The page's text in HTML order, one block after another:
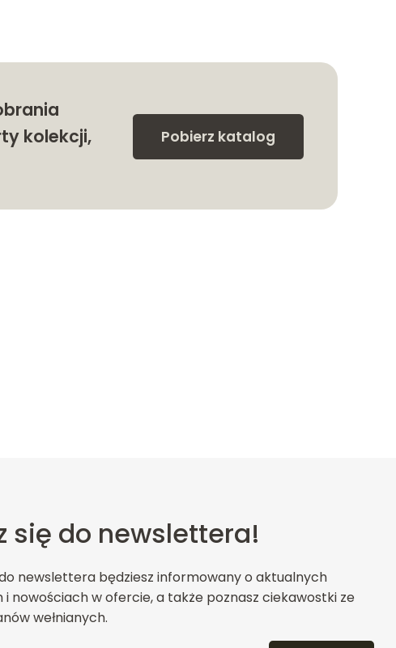
kolekcji,
Pobierz katalog
się do newslettera!
newslettera będziesz informowany o aktualnych
nowościach w ofercie, a także poznasz ciekawostki ze
wełnianych.